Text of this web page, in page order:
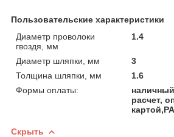
Пользовательские характеристики
Диаметр проволоки
гвоздя, мм
1.4
Диаметр шляпки, мм
3
Толщина шляпки, мм
1.6
Формы оплаты:
расчет,
Скрыть